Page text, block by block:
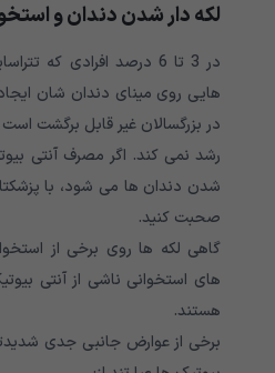
لکه دار شدن دندان و
در 3 تا 6 درصد افرادی که
هایی روی مینای دندان شان
در بزرگسالان غیر قابل برگشت است
رشد نمی کند. اگر مصرف آنتی
شدن دندان ها می شود، با
صحبت کنید.
گاهی لکه ها روی برخی از
های استخوانی ناشی از آنتی
هستند.
برخی از عوارض جانبی جدی شدیدتر